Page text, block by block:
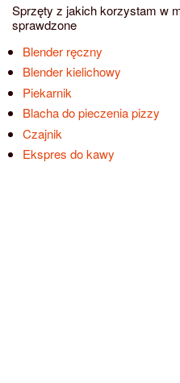
Sprzęty z jakich korzystam w
sprawdzone
Blender ręczny
Blender kielichowy
Piekarnik
Blacha do pieczenia pizzy
Czajnik
Ekspres do kawy